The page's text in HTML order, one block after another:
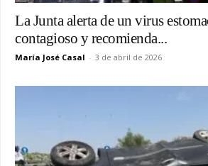
La Junta alerta de un virus
contagioso y recomienda...
María José Casal - 3 de abril de 2026